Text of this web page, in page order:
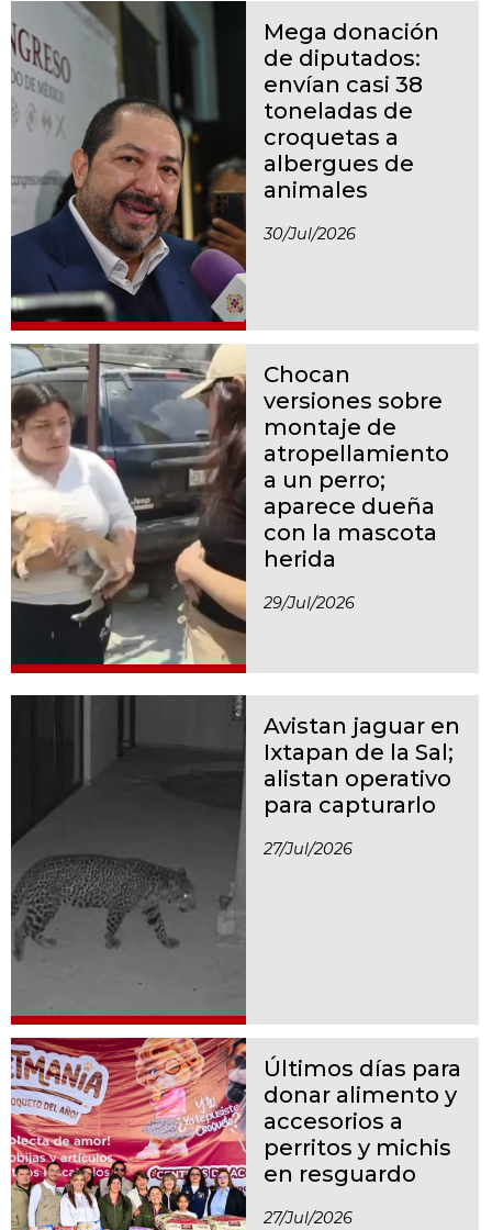
Mega donación
de diputados:
envían casi 38
toneladas de
croquetas a
albergues de
animales
30/jul/2026
Chocan
versiones sobre
montaje de
atropellamiento
a un perro;
aparece dueña
con la mascota
herida
29/jul/2026
Avistan jaguar en
Ixtapan de la Sal;
alistan operativo
para capturarlo
27/jul/2026
Últimos días para
donar alimento y
accesorios a
perritos y michis
en resguardo
27/jul/2026